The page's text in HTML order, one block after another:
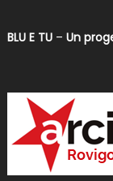
BLU E TU– Un